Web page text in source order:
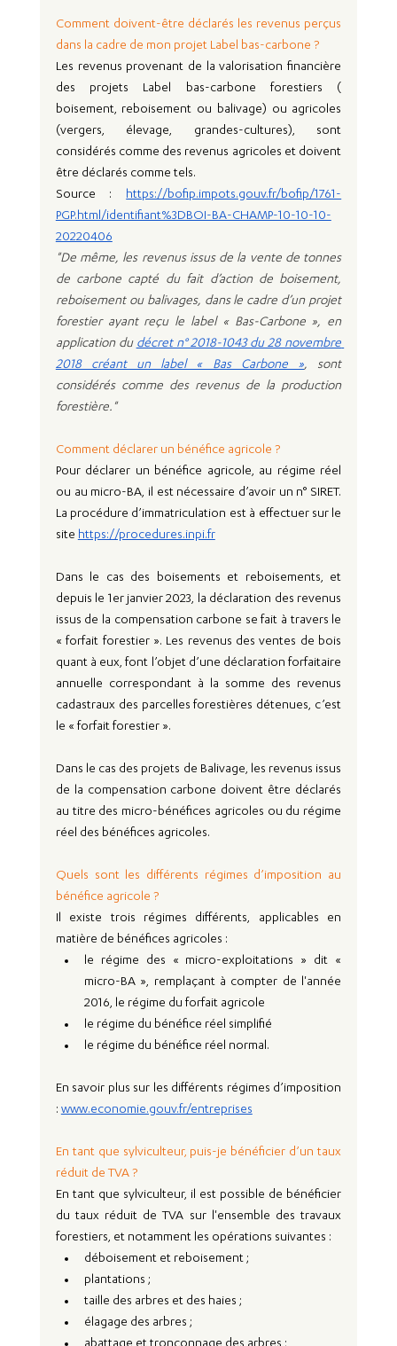
Comment doivent-être déclarés les revenus perçus
dans la cadre de mon projet Label bas-carbone ?
Les revenus provenant de la valorisation financière
des projets Label bas-carbone forestiers (
boisement, reboisement ou balivage) ou agricoles
(vergers, élevage, grandes-cultures), sont
considérés comme des revenus agricoles et doivent
être déclarés comme tels.
Source : https://bofip.impots.gouv.fr/bofip/1761-
PGP.html/identifiant%3DBOI-BA-CHAMP-10-10-10-
20220406
"De même, les revenus issus de la vente de tonnes
de carbone capté du fait d’action de boisement,
reboisement ou balivages, dans le cadre d’un projet
forestier ayant reçu le label « Bas-Carbone », en
application du décret n° 2018-1043 du 28 novembre
2018 créant un label « Bas Carbone », sont
considérés comme des revenus de la production
forestière."
Comment déclarer un bénéfice agricole ?
Pour déclarer un bénéfice agricole, au régime réel
ou au micro-BA, il est nécessaire d’avoir un n° SIRET.
La procédure d’immatriculation est à effectuer sur le
site https://procedures.inpi.fr
Dans le cas des boisements et reboisements, et
depuis le 1er janvier 2023, la déclaration des revenus
issus de la compensation carbone se fait à travers le
« forfait forestier ». Les revenus des ventes de bois
quant à eux, font l’objet d’une déclaration forfaitaire
annuelle correspondant à la somme des revenus
cadastraux des parcelles forestières détenues, c’est
le « forfait forestier ».
Dans le cas des projets de Balivage, les revenus issus
de la compensation carbone doivent être déclarés
au titre des micro-bénéfices agricoles ou du régime
réel des bénéfices agricoles.
Quels sont les différents régimes d’imposition au
bénéfice agricole ?
Il existe trois régimes différents, applicables en
matière de bénéfices agricoles :
le régime des « micro-exploitations » dit «
micro-BA », remplaçant à compter de l'année
2016, le régime du forfait agricole
le régime du bénéfice réel simplifié
le régime du bénéfice réel normal.
En savoir plus sur les différents régimes d’imposition
: www.economie.gouv.fr/entreprises
En tant que sylviculteur, puis-je bénéficier d’un taux
réduit de TVA ?
En tant que sylviculteur, il est possible de bénéficier
du taux réduit de TVA sur l'ensemble des travaux
forestiers, et notamment les opérations suivantes :
déboisement et reboisement ;
plantations ;
taille des arbres et des haies ;
élagage des arbres ;